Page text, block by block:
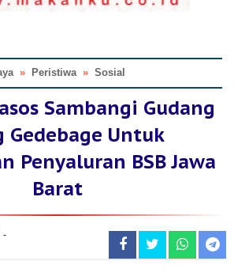
» Peristiwa » Sosial
Sambangi Gudang
Gedebage Untuk
Penyaluran BSB Jawa
Barat